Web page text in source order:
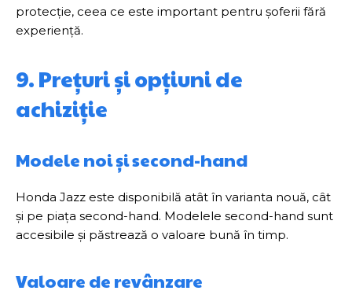
protecție, ceea ce este important pentru șoferii fără
experiență.
9. Prețuri și opțiuni de
achiziție
Modele noi și second-hand
Honda Jazz este disponibilă atât în varianta nouă, cât
și pe piața second-hand. Modelele second-hand sunt
accesibile și păstrează o valoare bună în timp.
Valoare de revânzare